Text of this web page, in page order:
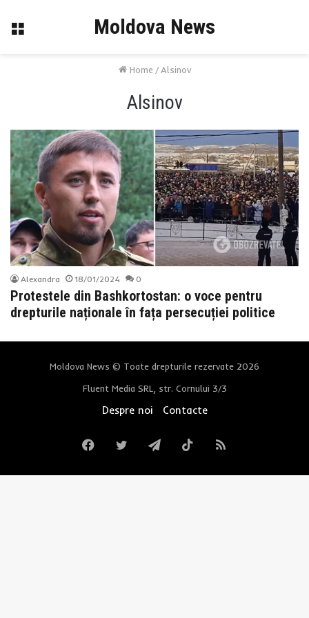
Menu Moldova News
Home / Alsinov
Alsinov
Alexandra 18/01/2024 0
Protestele din Bashkortostan: o voce pentru
drepturile naționale în fața persecuției politice
Moldova News © Toate drepturile rezervate 2026
Fluent Media SRL, str. Cornului 3/3
Despre noi Contacte
FacebookTwitterTelegramTikTokRSS